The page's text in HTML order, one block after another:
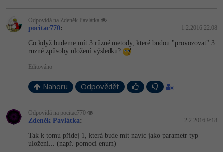
Odpovídá na Zdeněk Pavlátka
pocitac770: 1.2.2016 22:08
Co když budeme mít 3 různé metody, které budou "provozovat" 3
různé způsoby uložení výsledku?
Editováno
Nahoru Odpovědět
Odpovídá na pocitac770
Zdeněk Pavlátka: 2.2.2016 9:18
Tak k tomu přidej 1, která bude mít navíc jako parametr typ
uložení... (např. pomocí enum)